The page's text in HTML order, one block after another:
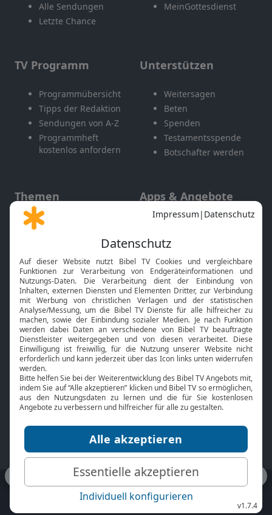
Alle Sendungen
Letzte Chance
MeinGottesdienst
TV Programm
Programmübersicht
Tipps der Redaktion
Sendungen von A-Z
Programmheft
kostenlos anfordern
Unterstützen
Weitersagen
Beten
Spenden
Testamentsspende
Botschafter werden
Themen
Gott und Bibel erklärt
Neuigkeiten
Apps & Angebote
Mobile App
Smart TV
HbbTV
Bibelthek Online-Bibel
Nächster Gottesdienst
Bibel TV
Über uns
Jobs
Mediadaten
Service
Kontakt
TV-Empfang
bibeltv.de: Impressum
Datenschutz
Nutzungsbedingungen